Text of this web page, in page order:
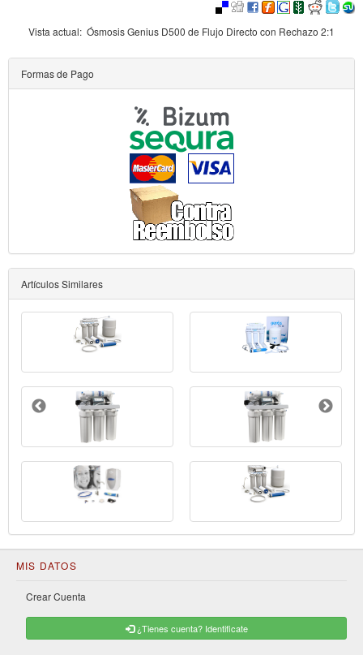
Vista actual: Ósmosis Genius D500 de Flujo Directo con Rechazo 2:1
Formas de Pago
Artículos Similares
MIS DATOS
Crear Cuenta
¿Tienes cuenta? Identificate